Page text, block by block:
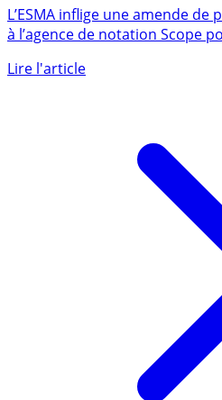
amende de plus de 2 millions
notation
à l’agence de notation Scope